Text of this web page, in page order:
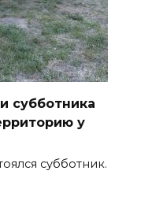
субботника
у
субботник.